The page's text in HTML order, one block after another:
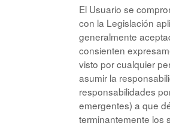
El Usuario se
con la Legislación
generalmente
consienten
visto por cualquier
asumir la
responsabilidades
emergentes) a que
terminantemente los